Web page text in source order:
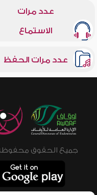
عدد مرات
الاستماع
عدد مرات الحفظ
جميع الحقوق محفوظة © 2026 - 1998 لشبكة